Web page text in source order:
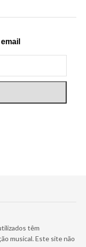
têm
musical. Este site não